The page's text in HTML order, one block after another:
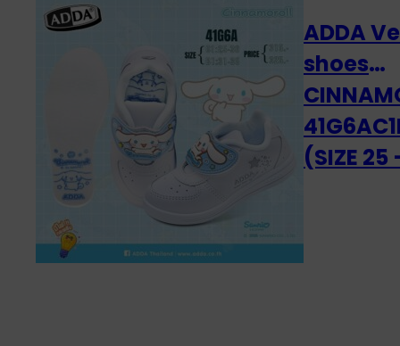
ADDA
shoes
(SIZE 25